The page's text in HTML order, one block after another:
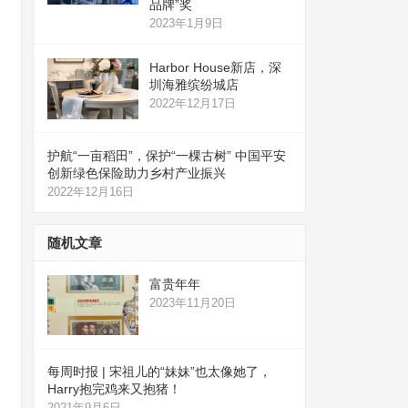
品牌”奖
2023年1月9日
Harbor House新店，深
圳海雅缤纷城店
2022年12月17日
护航“一亩稻田”，保护“一棵古树” 中国平安
创新绿色保险助力乡村产业振兴
2022年12月16日
随机文章
富贵年年
2023年11月20日
每周时报 | 宋祖儿的“妹妹”也太像她了，
Harry抱完鸡来又抱猪！